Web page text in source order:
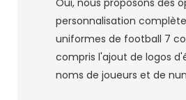
personnalisation
uniformes de football 7
compris l'ajout de logos
noms de joueurs et de